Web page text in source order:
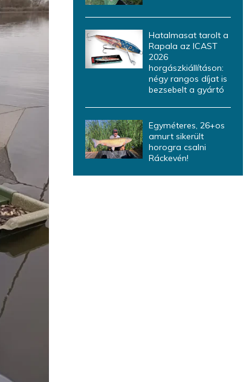
Hatalmasat tarolt a
Rapala az ICAST
2026
horgászkiállításon:
négy rangos díjat is
bezsebelt a gyártó
Egyméteres, 26+os
amurt sikerült
horogra csalni
Ráckevén!